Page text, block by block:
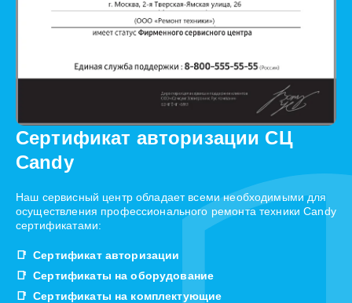
Сертификат авторизации СЦ
Candy
Наш сервисный центр обладает всеми необходимыми для
осуществления профессионального ремонта техники Candy
сертификатами:
Сертификат авторизации
Сертификаты на оборудование
Сертификаты на комплектующие